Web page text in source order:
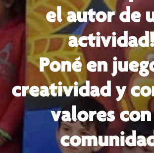
el autor de
actividad!
Poné en
creatividad y
valores